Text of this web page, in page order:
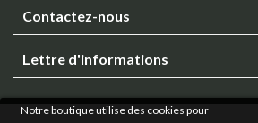
Notre boutique utilise des cookies pour
Contactez-nous
Lettre d'informations